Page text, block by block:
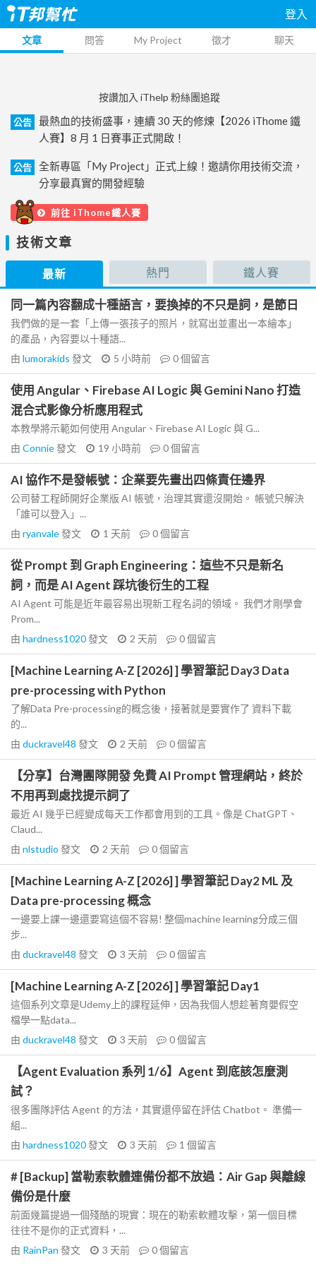
登入
文章 問答 My Project 徵才 聊天
按讚加入 iThelp 粉絲團追蹤
公告
最熱血的技術盛事，連續 30 天的修煉【2026 iThome 鐵
人賽】8 月 1 日賽事正式開啟！
公告
全新專區「My Project」正式上線！邀請你用技術交流，
分享最真實的開發經驗
前往 iThome鐵人賽
技術文章
最新 熱門 鐵人賽
同一篇內容翻成十種語言，要換掉的不只是詞，是節日
我們做的是一套「上傳一張孩子的照片，就寫出並畫出一本繪本」
的產品，內容要以十種語...
由 lumorakids 發文 5 小時前 0個留言
使用 Angular、Firebase AI Logic 與 Gemini Nano 打造
混合式影像分析應用程式
本教學將示範如何使用 Angular、Firebase AI Logic 與 G...
由 Connie發文 19 小時前 0個留言
AI 協作不是發帳號：企業要先畫出四條責任邊界
公司替工程師開好企業版 AI 帳號，治理其實還沒開始。 帳號只解決
「誰可以登入」...
由 ryanvale發文 1 天前 0個留言
從 Prompt 到 Graph Engineering：這些不只是新名
詞，而是 AI Agent 踩坑後衍生的工程
AI Agent 可能是近年最容易出現新工程名詞的領域。 我們才剛學會
Prom...
由 hardness1020發文 2 天前 0個留言
[Machine Learning A-Z [2026] ] 學習筆記 Day3 Data
pre-processing with Python
了解Data Pre-processing的概念後，接著就是要實作了 資料下載
的...
由 duckravel48 發文 2 天前 0個留言
【分享】台灣團隊開發 免費 AI Prompt 管理網站，終於
不用再到處找提示詞了
最近 AI 幾乎已經變成每天工作都會用到的工具。像是 ChatGPT、
Claud...
由 nlstudio 發文 2 天前 0個留言
[Machine Learning A-Z [2026] ] 學習筆記 Day2 ML 及
Data pre-processing 概念
一邊要上課一邊還要寫這個不容易! 整個machine learning分成三個
步...
由 duckravel48 發文 3 天前 0個留言
[Machine Learning A-Z [2026] ] 學習筆記 Day1
這個系列文章是Udemy上的課程延伸，因為我個人想趁著育嬰假空
檔學一點data...
由 duckravel48 發文 3 天前 0個留言
【Agent Evaluation 系列 1/6】Agent 到底該怎麼測
試？
很多團隊評估 Agent 的方法，其實還停留在評估 Chatbot。 準備一
組...
由 hardness1020發文 3 天前 1 個留言
# [Backup] 當勒索軟體連備份都不放過：Air Gap 與離線
備份是什麼
前面幾篇提過一個殘酷的現實：現在的勒索軟體攻擊，第一個目標
往往不是你的正式資料，...
由 RainPan 發文 3 天前 0個留言